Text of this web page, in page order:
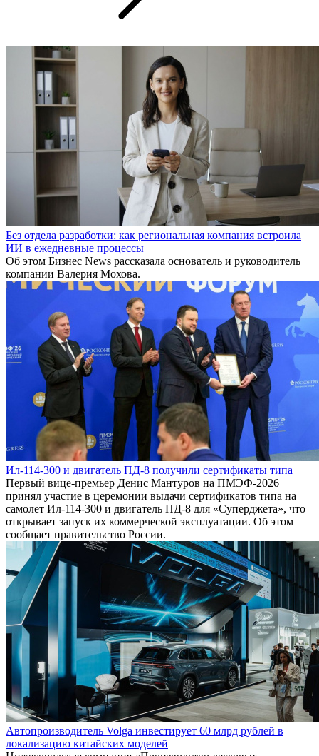
Без отдела разработки: как региональная компания встроила
ИИ в ежедневные процессы
Об этом Бизнес News рассказала основатель и руководитель
компании Валерия Мохова.
Ил-114-300 и двигатель ПД-8 получили сертификаты типа
Первый вице-премьер Денис Мантуров на ПМЭФ-2026
принял участие в церемонии выдачи сертификатов типа на
самолет Ил-114-300 и двигатель ПД-8 для «Суперджета», что
открывает запуск их коммерческой эксплуатации. Об этом
сообщает правительство России.
Автопроизводитель Volga инвестирует 60 млрд рублей в
локализацию китайских моделей